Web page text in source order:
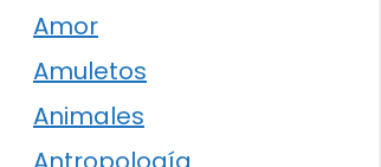
Amor
Amuletos
Animales